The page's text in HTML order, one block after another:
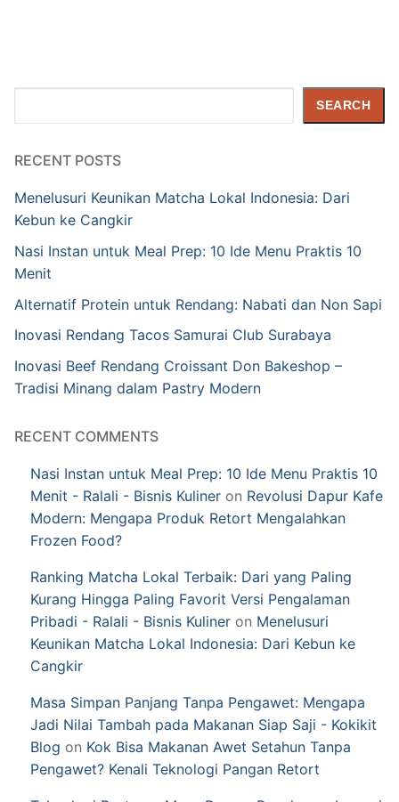
SEARCH
RECENT POSTS
Menelusuri Keunikan Matcha Lokal Indonesia: Dari
Kebun ke Cangkir
Nasi Instan untuk Meal Prep: 10 Ide Menu Praktis 10
Menit
Alternatif Protein untuk Rendang: Nabati dan Non Sapi
Inovasi Rendang Tacos Samurai Club Surabaya
Inovasi Beef Rendang Croissant Don Bakeshop –
Tradisi Minang dalam Pastry Modern
RECENT COMMENTS
Nasi Instan untuk Meal Prep: 10 Ide Menu Praktis 10
Menit - Ralali - Bisnis Kuliner on Revolusi Dapur Kafe
Modern: Mengapa Produk Retort Mengalahkan
Frozen Food?
Ranking Matcha Lokal Terbaik: Dari yang Paling
Kurang Hingga Paling Favorit Versi Pengalaman
Pribadi - Ralali - Bisnis Kuliner on Menelusuri
Keunikan Matcha Lokal Indonesia: Dari Kebun ke
Cangkir
Masa Simpan Panjang Tanpa Pengawet: Mengapa
Jadi Nilai Tambah pada Makanan Siap Saji - Kokikit
Blog on Kok Bisa Makanan Awet Setahun Tanpa
Pengawet? Kenali Teknologi Pangan Retort